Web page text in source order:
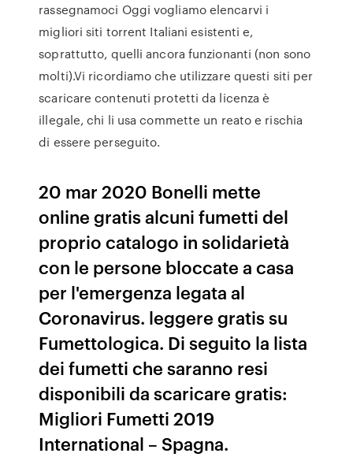
rassegnamoci Oggi vogliamo elencarvi i
migliori siti torrent Italiani esistenti e,
soprattutto, quelli ancora funzionanti (non sono
molti).Vi ricordiamo che utilizzare questi siti per
scaricare contenuti protetti da licenza è
illegale, chi li usa commette un reato e rischia
di essere perseguito.
20 mar 2020 Bonelli mette
online gratis alcuni fumetti del
proprio catalogo in solidarietà
con le persone bloccate a casa
per l'emergenza legata al
Coronavirus. leggere gratis su
Fumettologica. Di seguito la lista
dei fumetti che saranno resi
disponibili da scaricare gratis:
Migliori Fumetti 2019
International – Spagna.